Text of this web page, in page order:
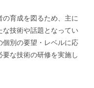
育成を図るため、主に
な技術や話題となってい
個別の要望・レベルに応
要な技術の研修を実施し